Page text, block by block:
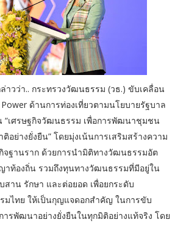
าวว่า.. กระทรวงวัฒนธรรม (วธ.) ขับเคลื่อน
ด้านการท่องเที่ยวตามนโยบายรัฐบาล
“เศรษฐกิจวัฒนธรรม เพื่อการพัฒนาชุมชน
อย่างยั่งยืน” โดยมุ่งเน้นการเสริมสร้างความ
จฐานราก ด้วยการนำมิติทางวัฒนธรรมอัต
ท้องถิ่น รวมถึงทุนทางวัฒนธรรมที่มีอยู่ใน
าน รักษา และต่อยอด เพื่อยกระดับ
มไทย ให้เป็นกุญแจดอกสําคัญ ในการขับ
ารพัฒนาอย่างยั่งยืนในทุกมิติอย่างแท้จริง โดย